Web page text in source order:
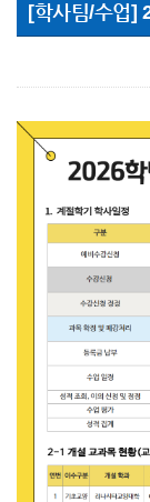
[학사팀/수업]